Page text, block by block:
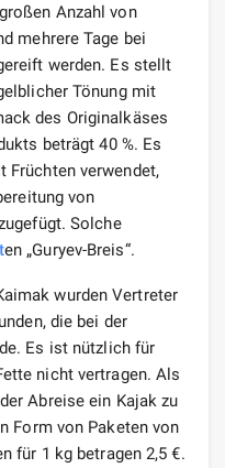
Anzahl von
mehrere Tage bei
werden. Es stellt
Tönung mit
des Originalkäses
beträgt 40 %. Es
Früchten verwendet,
von
Solche
en „Guryev-Breis“.
wurden Vertreter
die bei der
Es ist nützlich für
nicht vertragen. Als
Abreise ein Kajak zu
Form von Paketen von
für 1 kg betragen 2,5 €.